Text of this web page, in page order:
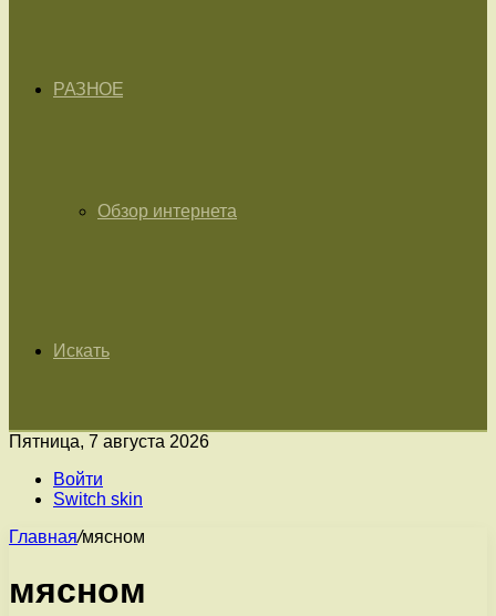
РАЗНОЕ
Обзор интернета
Искать
Пятница, 7 августа 2026
Войти
Switch skin
Главная/мясном
мясном